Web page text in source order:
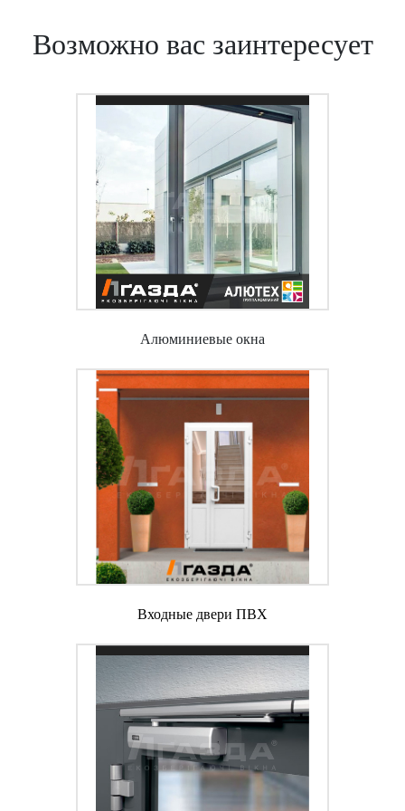
входных групп, которые предусматривают тамбур;
любых других объектов, к которым не
предъявляются высокие требования по
энергосбережению (эксплуатируемые только летом
дачи, неотапливаемые помещения).
Теплые алюминиевые двери характеризуются
более сложной конструкцией. Они фактически
состоят из двух профилей, между которыми
находится специальная теплоизоляционная
вставка он же полиамидный термомост или
терморазрыв. Кроме этого в такой системе
предусматриваются специальные уплотнения по
влаги и становятся дополнительной преградой для
Теплые двери используются для фасадного
остекления, входных групп и на различных
объектах, где надо обеспечить высокие
теплоизоляционные параметры.
Теплые алюминиевые окна мы производим на базе
профилей W62 и W72. Оба предусматривают
полиамидный терморазрыв, который обеспечивает
высокие теплоизоляционные свойства: R0
глубина W62 составляет 62 мм, что позволяет
другое заполнение толщиной до 40 мм. Глубина
W72 на 10 мм выше, на это же значение
увеличивается и предельная толщина заполнения
Если вас интересует дверь из алюминиевого
профиля в Киеве, обращайтесь в компанию
«Газда». Мы сотрудничаем с авторитетным
Возможно вас заинтересует
Алюминиевые окна
Входные двери ПВХ